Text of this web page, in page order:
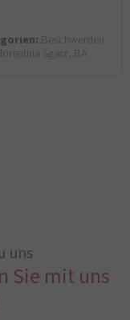
Beschwerden
Sgarz, BA
uns
Sie mit uns